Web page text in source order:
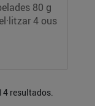
80 g
4 ous
resultados.